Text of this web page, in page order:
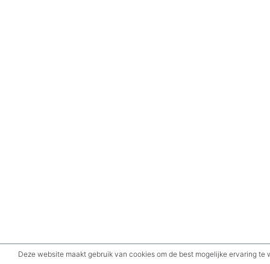
Deze website maakt gebruik van cookies om de best mogelijke ervaring te